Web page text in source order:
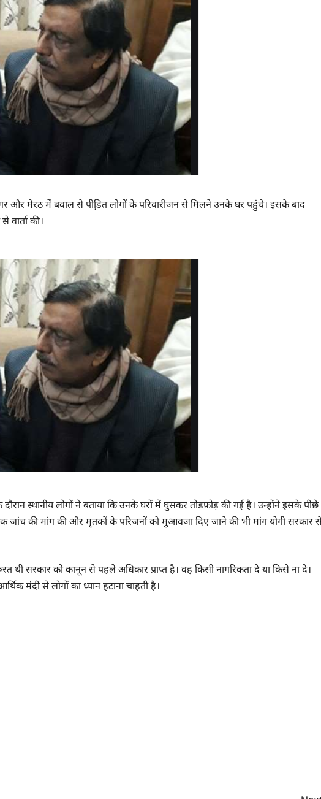
और मेरठ में बवाल से पीडि़त लोगों के परिवारीजन से मिलने उनके घर पहुंचे। इसके बाद
वार्ता की।
स्थानीय लोगों ने बताया कि उनके घरों में घुसकर तोडफ़ोड़ की गई है। उन्होंने इसके पीछे
जांच की मांग की और मृतकों के परिजनों को मुआवजा दिए जाने की भी मांग योगी सरकार
सरकार को कानून से पहले अधिकार प्राप्त है। वह किसी नागरिकता दे या किसे ना दे।
मंदी से लोगों का ध्यान हटाना चाहती है।